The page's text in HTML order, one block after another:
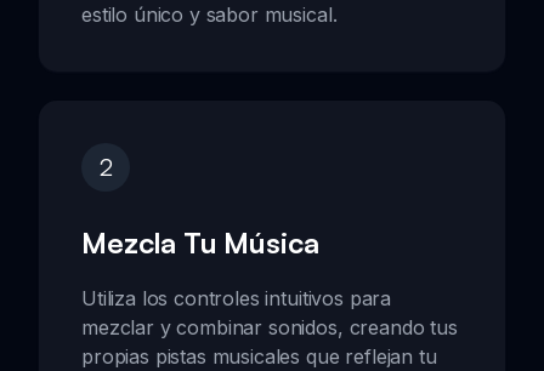
estilo único y sabor musical.
2
Mezcla Tu Música
Utiliza los controles intuitivos para
mezclar y combinar sonidos, creando tus
propias pistas musicales que reflejan tu